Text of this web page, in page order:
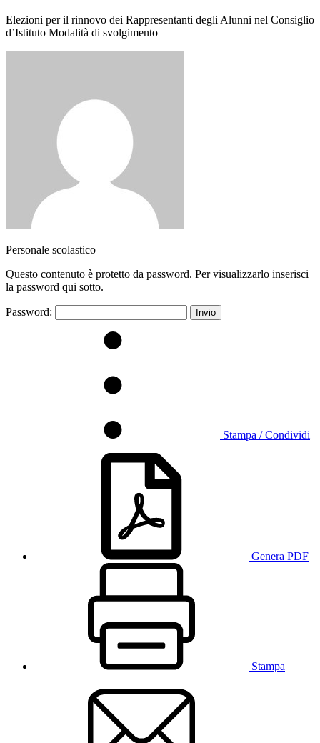
Elezioni per il rinnovo dei Rappresentanti degli Alunni nel Consiglio
d’Istituto Modalità di svolgimento
Personale scolastico
Questo contenuto è protetto da password. Per visualizzarlo inserisci
la password qui sotto.
Password:
Stampa / Condividi
Genera PDF
Stampa